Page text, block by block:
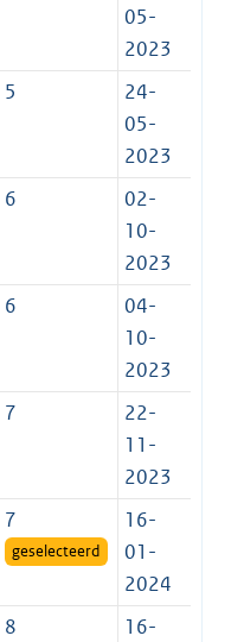
05-
2023
5
24-
05-
2023
6
02-
10-
2023
6
04-
10-
2023
7
22-
11-
2023
7
geselecteerd
16-
01-
2024
8
16-